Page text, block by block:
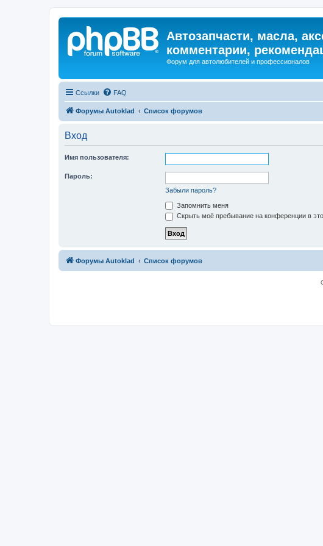
Автозапчасти, масла,
комментарии,
Форум для автолюбителей и профессионалов
Ссылки FAQ
Форумы Autoklad Список форумов
Вход
Имя пользователя:
Пароль:
Забыли пароль?
Запомнить меня
Скрыть моё пребывание на конференции в
Форумы Autoklad Список форумов